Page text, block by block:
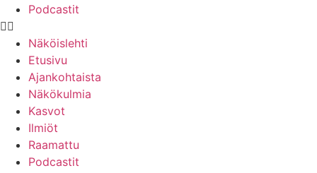
Podcastit
Näköislehti
Etusivu
Ajankohtaista
Näkökulmia
Kasvot
Ilmiöt
Raamattu
Podcastit